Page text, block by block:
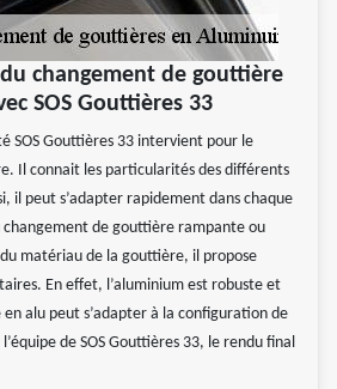
changement de gouttière
SOS Gouttières 33
SOS Gouttières 33 intervient pour le
Il connait les particularités des différents
il peut s’adapter rapidement dans chaque
de gouttière rampante ou
matériau de la gouttière, il propose
En effet, l’aluminium est robuste et
alu peut s’adapter à la configuration de
de SOS Gouttières 33, le rendu final